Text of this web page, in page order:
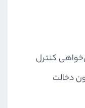
کنترل
دخالت